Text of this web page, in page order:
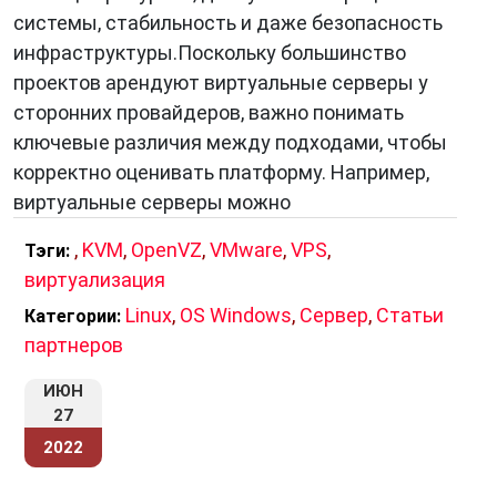
Масштабируемость: KVM может быть
использован на серверах с различными
аппаратными характеристиками и подходит
как для небольших предприятий, так и для
крупных дата-центров.
высокую производительность и изоляцию для
ваших виртуальных машин. Он является
открытым программным обеспечением и
подходит для широкого спектра задач, что
делает его привлекательным выбором для
системы, стабильность и даже безопасность
инфраструктуры.Поскольку большинство
проектов арендуют виртуальные серверы у
сторонних провайдеров, важно понимать
ключевые различия между подходами, чтобы
корректно оценивать платформу. Например,
виртуальные серверы можно
Тэги: , KVM, OpenVZ,VMware,VPS,
виртуализация
Категории: Linux, OS Windows, Сервер, Статьи
партнеров
ИЮН
27
2022